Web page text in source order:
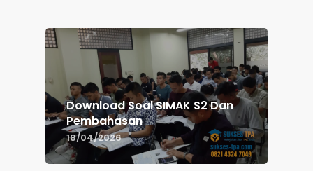
Download Soal SIMAK S2 Dan
Pembahasan
18/04/2026